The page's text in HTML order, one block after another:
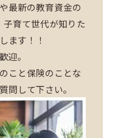
最新の教育資金の
育て世代が知りた
ます！！
迎。
こと保険のことな
問して下さい。